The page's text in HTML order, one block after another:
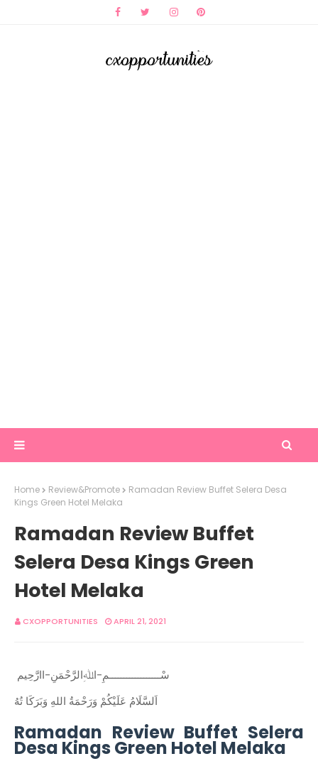
Home Review&Promote
Ramadan Review Buffet Selera Desa
Kings Green Hotel Melaka
Ramadan Review Buffet
Selera Desa Kings Green
Hotel Melaka
CXOPPORTUNITIES APRIL 21, 2021
سْــــــــــــــــــمِ-اﷲِالرَّحْمَنِ-اارَّحِيم
اَلسَّلَامُ عَلَيْكُمْ وَرَحْمَةُ اللهِ وَبَرَكَا تُهُ
Ramadan Review Buffet Selera
Desa Kings Green Hotel Melaka